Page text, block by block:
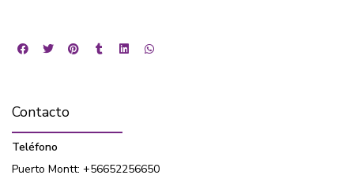
Contacto
Teléfono
Puerto Montt: +56652256650